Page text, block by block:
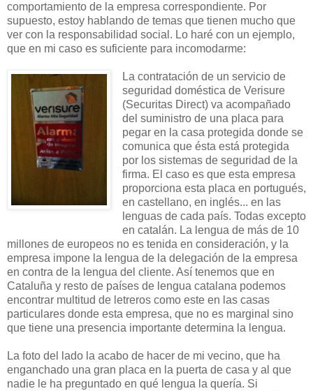
comportamiento de la empresa correspondiente. Por
supuesto, estoy hablando de temas que tienen mucho que
ver con la responsabilidad social. Lo haré con un ejemplo,
que en mi caso es suficiente para incomodarme:
La contratación de un servicio de
seguridad doméstica de Verisure
(Securitas Direct) va acompañado
del suministro de una placa para
pegar en la casa protegida donde se
comunica que ésta está protegida
por los sistemas de seguridad de la
firma. El caso es que esta empresa
proporciona esta placa en portugués,
en castellano, en inglés... en las
lenguas de cada país. Todas excepto
en catalán. La lengua de más de 10
millones de europeos no es tenida en consideración, y la
empresa impone la lengua de la delegación de la empresa
en contra de la lengua del cliente. Así tenemos que en
Cataluña y resto de países de lengua catalana podemos
encontrar multitud de letreros como este en las casas
particulares donde esta empresa, que no es marginal sino
que tiene una presencia importante determina la lengua.
La foto del lado la acabo de hacer de mi vecino, que ha
enganchado una gran placa en la puerta de casa y al que
nadie le ha preguntado en qué lengua la quería. Si